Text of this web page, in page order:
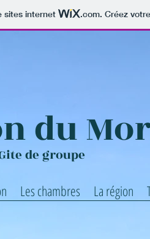
sites internet .com. Créez
du
de groupe
Les chambres La région